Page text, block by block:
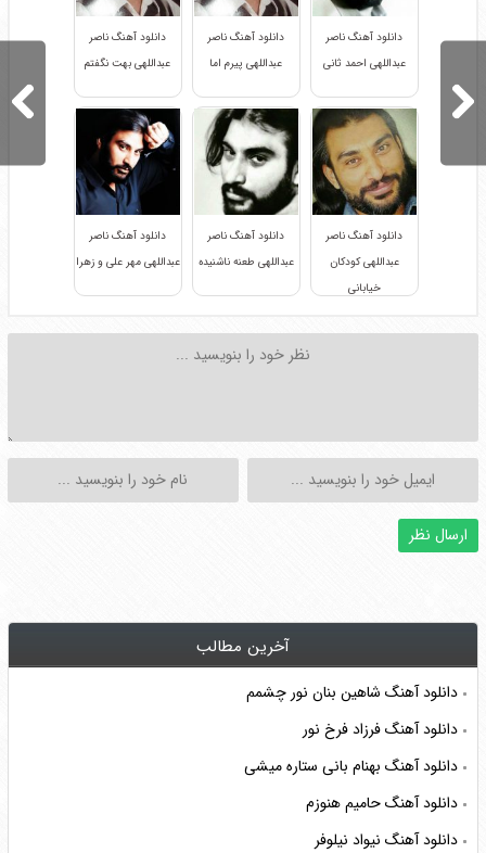
دانلود آهنگ ناصر
عبداللهی احمد ثانی
دانلود آهنگ ناصر
عبداللهی پیرم اما
دانلود آهنگ ناصر
عبداللهی بهت نگفتم
دانلود آهنگ ناصر
عبداللهی کودکان
خیابانی
دانلود آهنگ ناصر
عبداللهی طعنه ناشنیده
دانلود آهنگ ناصر
عبداللهی مهر علی و زهرا
آخرین مطالب
دانلود آهنگ شاهین بنان نور چشمم
دانلود آهنگ فرزاد فرخ نور
دانلود آهنگ بهنام بانی ستاره میشی
دانلود آهنگ حامیم هنوزم
دانلود آهنگ نیواد نیلوفر